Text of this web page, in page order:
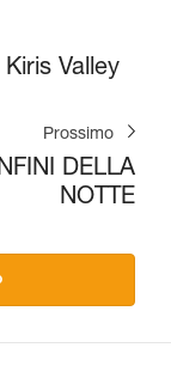
Valley
Prossimo
DELLA
NOTTE